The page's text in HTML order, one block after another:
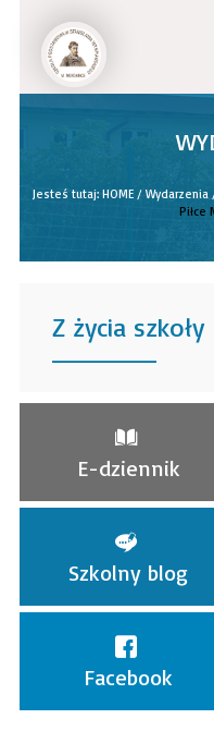
Jesteś tutaj:HOME /Wydarzenia
Piłce
Z życia szkoły
______
E-dziennik
Szkolny blog
Facebook